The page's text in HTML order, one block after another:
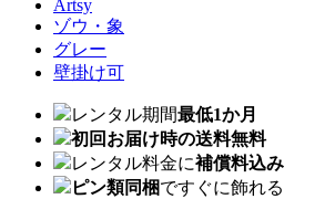
Artsy
ゾウ・象
グレー
壁掛け可
レンタル期間最低1か月
初回お届け時の送料無料
レンタル料金に補償料込み
ピン類同梱ですぐに飾れる